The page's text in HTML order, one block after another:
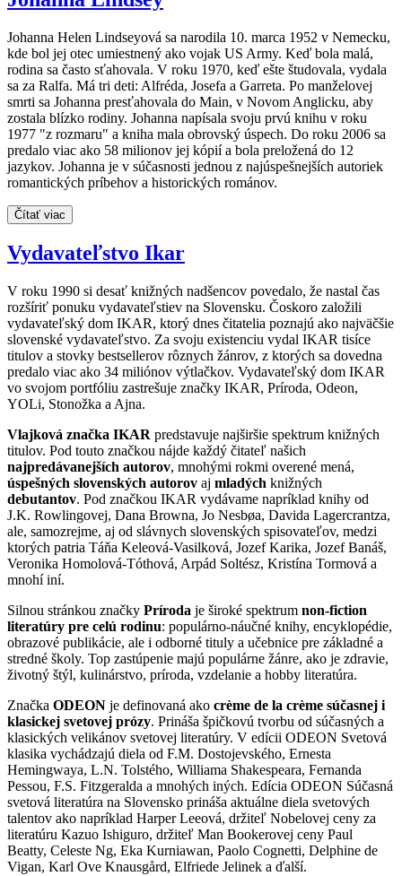
Johanna Helen Lindseyová sa narodila 10. marca 1952 v Nemecku,
kde bol jej otec umiestnený ako vojak US Army. Keď bola malá,
rodina sa často sťahovala. V roku 1970, keď ešte študovala, vydala
sa za Ralfa. Má tri deti: Alfréda, Josefa a Garreta. Po manželovej
smrti sa Johanna presťahovala do Main, v Novom Anglicku, aby
zostala blízko rodiny. Johanna napísala svoju prvú knihu v roku
1977 "z rozmaru" a kniha mala obrovský úspech. Do roku 2006 sa
predalo viac ako 58 milionov jej kópií a bola preložená do 12
jazykov. Johanna je v súčasnosti jednou z najúspešnejších autoriek
romantických príbehov a historických románov.
Čítať viac
Vydavateľstvo Ikar
V roku 1990 si desať knižných nadšencov povedalo, že nastal čas
rozšíriť ponuku vydavateľstiev na Slovensku. Čoskoro založili
vydavateľský dom IKAR, ktorý dnes čitatelia poznajú ako najväčšie
slovenské vydavateľstvo. Za svoju existenciu vydal IKAR tisíce
titulov a stovky bestsellerov rôznych žánrov, z ktorých sa dovedna
predalo viac ako 34 miliónov výtlačkov. Vydavateľský dom IKAR
vo svojom portfóliu zastrešuje značky IKAR, Príroda, Odeon,
YOLi, Stonožka a Ajna.
Vlajková značka IKAR predstavuje najširšie spektrum knižných
titulov. Pod touto značkou nájde každý čitateľ našich
najpredávanejších autorov, mnohými rokmi overené mená,
úspešných slovenských autorov aj mladých knižných
debutantov. Pod značkou IKAR vydávame napríklad knihy od
J.K. Rowlingovej, Dana Browna, Jo Nesbøa, Davida Lagercrantza,
ale, samozrejme, aj od slávnych slovenských spisovateľov, medzi
ktorých patria Táňa Keleová-Vasilková, Jozef Karika, Jozef Banáš,
Veronika Homolová-Tóthová, Arpád Soltész, Kristína Tormová a
mnohí iní.
Silnou stránkou značky Príroda je široké spektrum non-fiction
literatúry pre celú rodinu: populárno-náučné knihy, encyklopédie,
obrazové publikácie, ale i odborné tituly a učebnice pre základné a
stredné školy. Top zastúpenie majú populárne žánre, ako je zdravie,
životný štýl, kulinárstvo, príroda, vzdelanie a hobby literatúra.
Značka ODEON je definovaná ako crème de la crème súčasnej i
klasickej svetovej prózy. Prináša špičkovú tvorbu od súčasných a
klasických velikánov svetovej literatúry. V edícii ODEON Svetová
klasika vychádzajú diela od F.M. Dostojevského, Ernesta
Hemingwaya, L.N. Tolstého, Williama Shakespeara, Fernanda
Pessou, F.S. Fitzgeralda a mnohých iných. Edícia ODEON Súčasná
svetová literatúra na Slovensko prináša aktuálne diela svetových
talentov ako napríklad Harper Leeová, držiteľ Nobelovej ceny za
literatúru Kazuo Ishiguro, držiteľ Man Bookerovej ceny Paul
Beatty, Celeste Ng, Eka Kurniawan, Paolo Cognetti, Delphine de
Vigan, Karl Ove Knausgård, Elfriede Jelinek a ďalší.